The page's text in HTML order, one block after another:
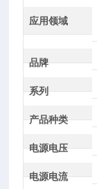
应用领域
品牌
系列
产品种类
电源电压
电源电流